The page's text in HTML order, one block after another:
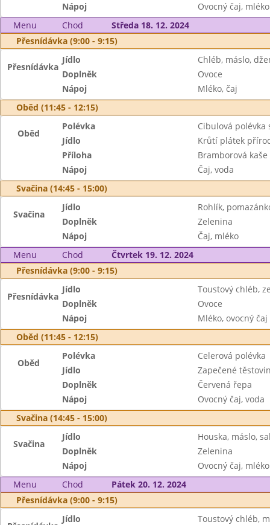
Nápoj
Ovocný čaj, mléko
Menu
Chod
Středa 18. 12. 2024
Přesnídávka (9:00 - 9:15)
Přesnídávka
Jídlo
Chléb, máslo,
Doplněk
Ovoce
Nápoj
Mléko, čaj
Oběd (11:45 - 12:15)
Oběd
Polévka
Cibulová polévka
Jídlo
Krůtí plátek
Příloha
Bramborová kaše
Nápoj
Čaj, voda
Svačina (14:45 - 15:00)
Svačina
Jídlo
Rohlík,
Doplněk
Zelenina
Nápoj
Čaj, mléko
Menu
Chod
Čtvrtek 19. 12. 2024
Přesnídávka (9:00 - 9:15)
Přesnídávka
Jídlo
Toustový chléb,
Doplněk
Ovoce
Nápoj
Mléko, ovocný čaj
Oběd (11:45 - 12:15)
Oběd
Polévka
Celerová polévka
Jídlo
Zapečené
Doplněk
Červená řepa
Nápoj
Ovocný čaj, voda
Svačina (14:45 - 15:00)
Svačina
Jídlo
Houska, máslo,
Doplněk
Zelenina
Nápoj
Ovocný čaj, mléko
Menu
Chod
Pátek 20. 12. 2024
Přesnídávka (9:00 - 9:15)
Jídlo Toustový chléb,